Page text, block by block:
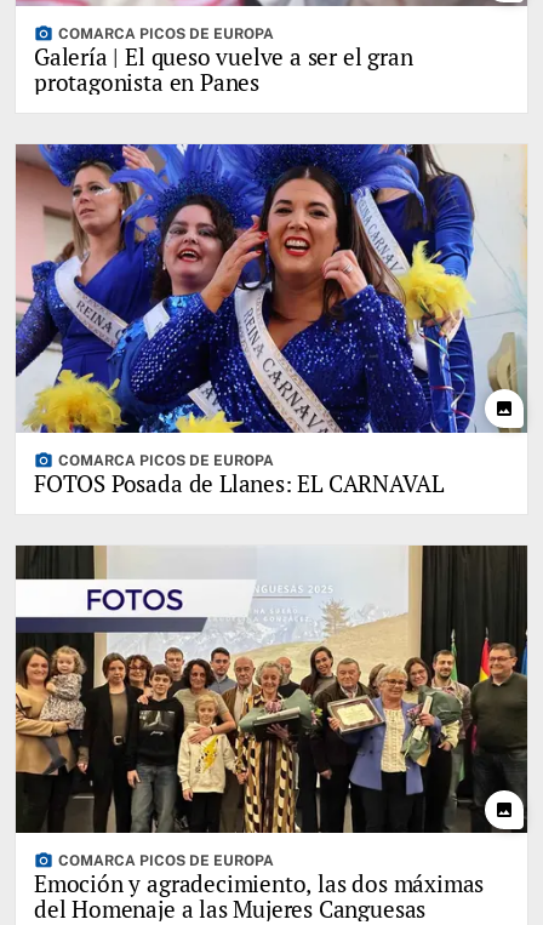
photo_camera COMARCA PICOS DE EUROPA
Galería | El queso vuelve a ser el gran
protagonista en Panes
photo
photo_camera COMARCA PICOS DE EUROPA
FOTOS Posada de Llanes: EL CARNAVAL
photo
photo_camera COMARCA PICOS DE EUROPA
Emoción y agradecimiento, las dos máximas
del Homenaje a las Mujeres Canguesas